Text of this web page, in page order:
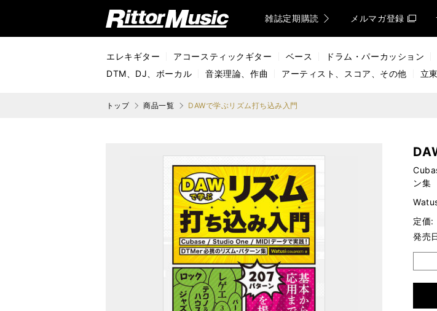
リットーミュージック (Rittor Music) 雑誌定期購読 メルマガ登録
エレキギター アコースティックギター ベース ドラム・パーカッション
DTM、DJ、ボーカル
音楽理論、作曲 アーティスト、スコア、その他 立
トップ 商品一覧 DAWで学ぶリズム打ち込み入門
ン集
定価
発売